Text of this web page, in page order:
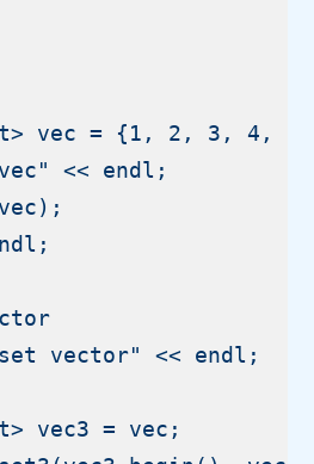
vec = {1, 2, 3, 4,
<< endl;
vector" << endl;
vec3 = vec;